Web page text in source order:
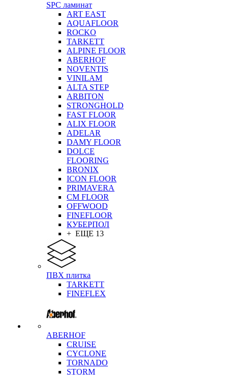
SPC ламинат
ART EAST
AQUAFLOOR
ROCKO
TARKETT
ALPINE FLOOR
ABERHOF
NOVENTIS
VINILAM
ALTA STEP
ARBITON
STRONGHOLD
FAST FLOOR
ALIX FLOOR
ADELAR
DAMY FLOOR
DOLCE
FLOORING
BRONIX
ICON FLOOR
PRIMAVERA
CM FLOOR
OFFWOOD
FINEFLOOR
КУБЕРПОЛ
+ ЕЩЕ 13
ПВХ плитка
TARKETT
FINEFLEX
ABERHOF
CRUISE
CYCLONE
TORNADO
STORM